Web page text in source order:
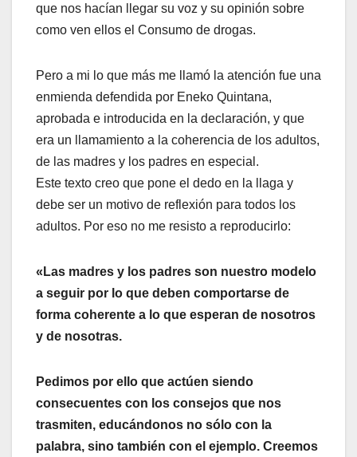
que nos hací­an llegar su voz y su opinión sobre
como ven ellos el Consumo de drogas.
Pero a mi lo que más me llamó la atención fue una
enmienda defendida por Eneko Quintana,
aprobada e introducida en la declaración, y que
era un llamamiento a la coherencia de los adultos,
de las madres y los padres en especial.
Este texto creo que pone el dedo en la llaga y
debe ser un motivo de reflexión para todos los
adultos. Por eso no me resisto a reproducirlo:
«Las madres y los padres son nuestro modelo
a seguir por lo que deben comportarse de
forma coherente a lo que esperan de nosotros
y de nosotras.
Pedimos por ello que actúen siendo
consecuentes con los consejos que nos
trasmiten, educándonos no sólo con la
palabra, sino también con el ejemplo. Creemos